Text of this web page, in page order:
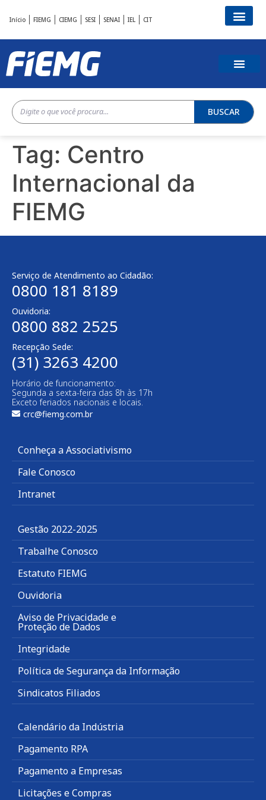
Início FIEMG CIEMG SESI SENAI IEL CIT
BUSCAR
Tag: Centro
Internacional da
FIEMG
Serviço de Atendimento ao Cidadão:
0800 181 8189
Ouvidoria:
0800 882 2525
Recepção Sede:
(31) 3263 4200
Horário de funcionamento:
Segunda a sexta-feira das 8h às 17h
Exceto feriados nacionais e locais.
crc@fiemg.com.br
Conheça a Associativismo
Fale Conosco
Intranet
Gestão 2022-2025
Trabalhe Conosco
Estatuto FIEMG
Ouvidoria
Aviso de Privacidade e
Proteção de Dados
Integridade
Política de Segurança da Informação
Sindicatos Filiados
Calendário da Indústria
Pagamento RPA
Pagamento a Empresas
Licitações e Compras